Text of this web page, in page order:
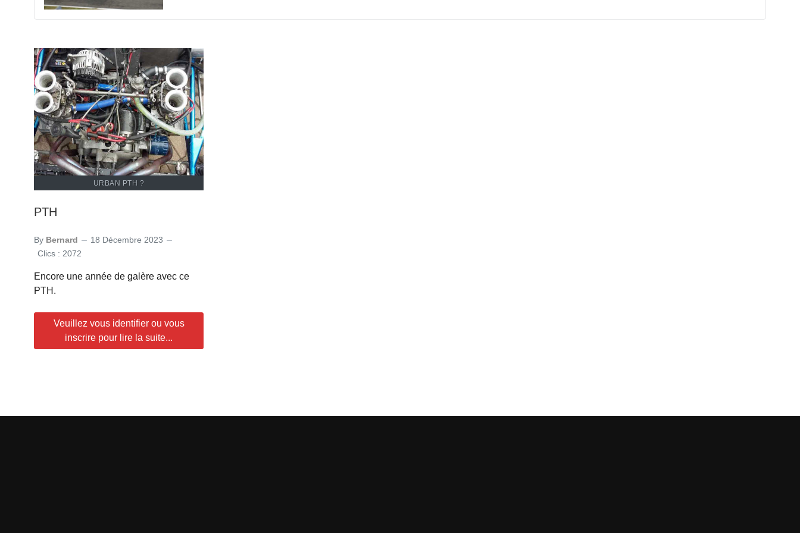
URBAN PTH ?
PTH
By Bernard
18 Décembre 2023
Clics : 2072
Encore une année de galère avec ce
PTH.
Veuillez vous identifier ou vous
inscrire pour lire la suite...